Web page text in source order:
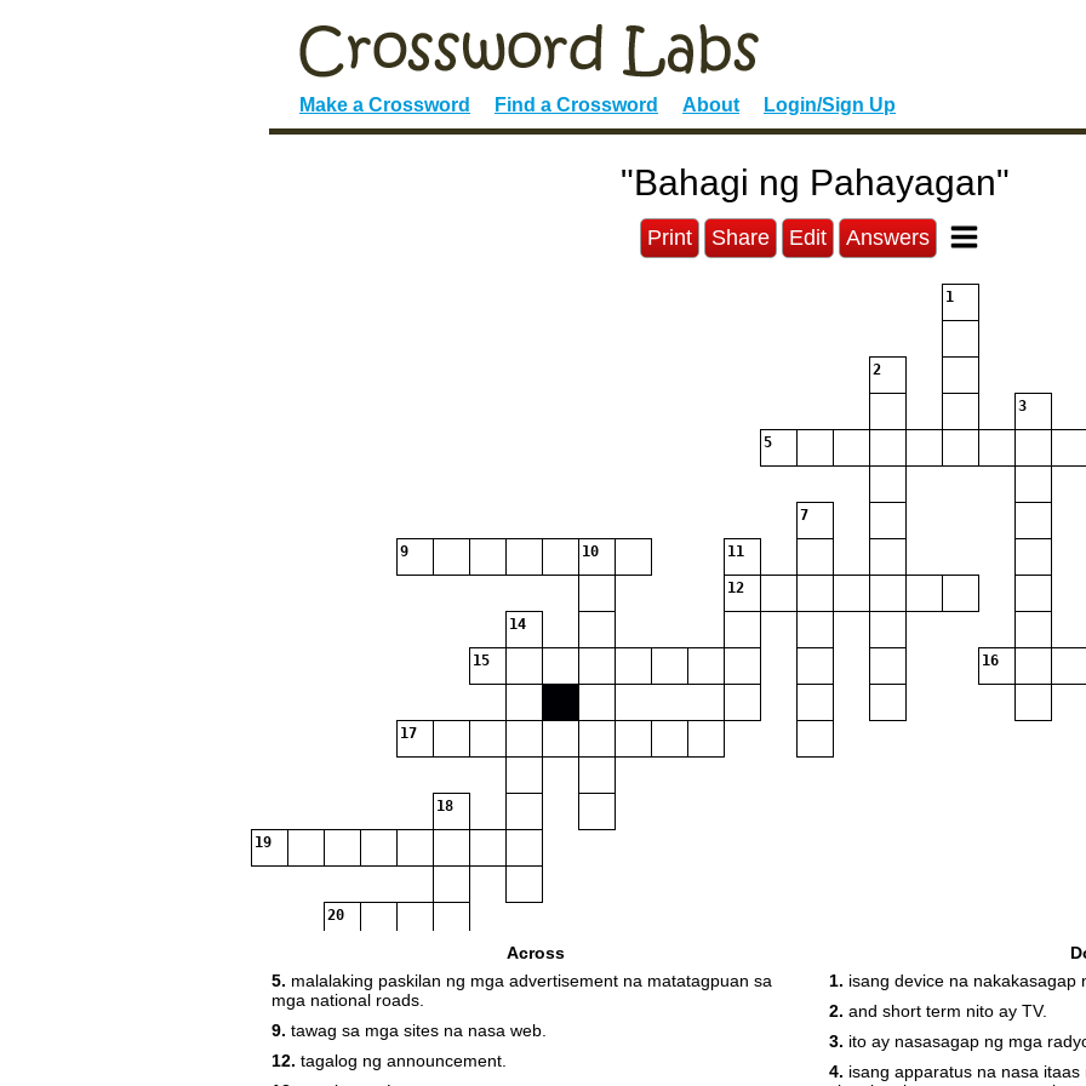
Make a Crossword Find a Crossword About Login/Sign Up
"Bahagi ng Pahayagan"
Print Share Edit Answers
1
2
3
5
7
9 10 11
12
14
15 16
17
18
19
20
Across
5. malalaking paskilan ng mga advertisement na matatagpuan sa
mga national roads.
9. tawag sa mga sites na nasa web.
12. tagalog ng announcement.
1. isang device na nakakasagap
2. and short term nito ay TV.
3. ito ay nasasagap ng mga
4. isang apparatus na nasa